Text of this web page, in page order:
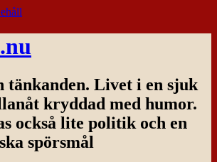
tänkanden. Livet i en sjuk
kryddad med humor.
också lite politik och en
spörsmål